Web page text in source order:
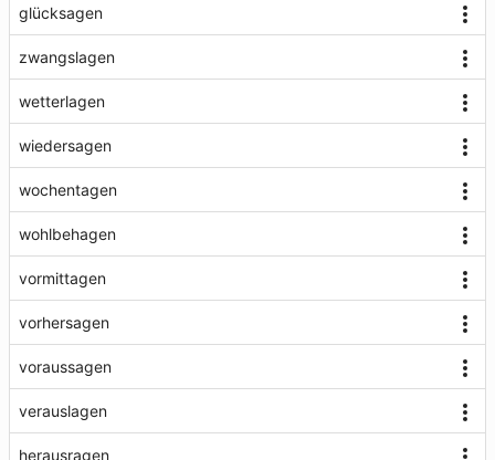
glücksagen
zwangslagen
wetterlagen
wiedersagen
wochentagen
wohlbehagen
vormittagen
vorhersagen
voraussagen
verauslagen
herausragen